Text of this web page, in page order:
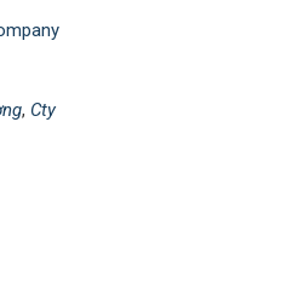
, Cty